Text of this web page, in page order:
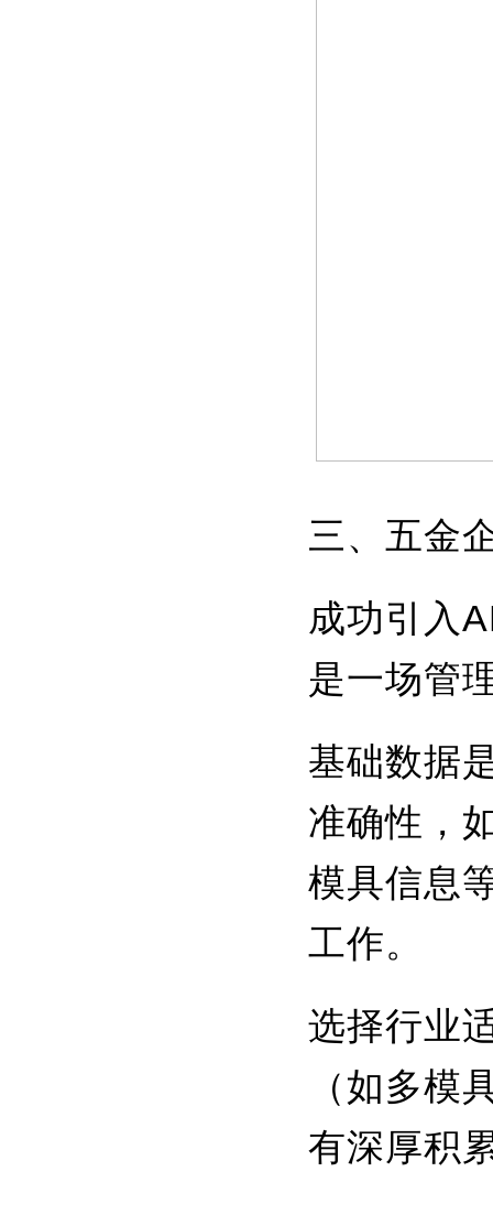
三、五金
成功引入
是一场管
基础数据
准确性，
模具信息
工作。
选择行业
（如多模
有深厚积